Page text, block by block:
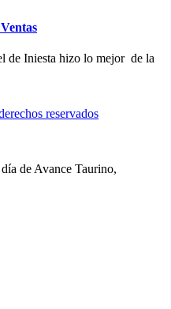
de Iniesta hizo lo mejor de la
reservados
de Avance Taurino,